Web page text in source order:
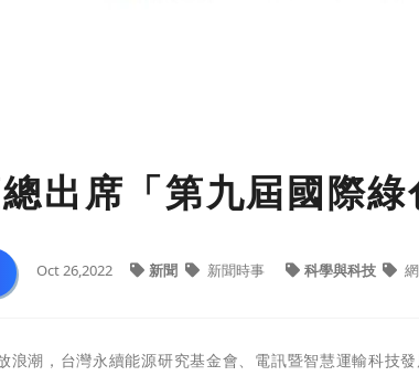
出席「第九屆國際綠
Oct 26,2022 新聞 新聞時事 科學與科技
浪潮，台灣永續能源研究基金會、電訊暨智慧運輸科技